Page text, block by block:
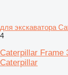
для экскаватора
4
Caterpillar Frame
Caterpillar